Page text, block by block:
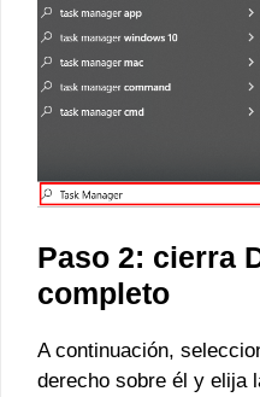
Paso 2: cierra
completo
A continuación,
derecho sobre él y elija